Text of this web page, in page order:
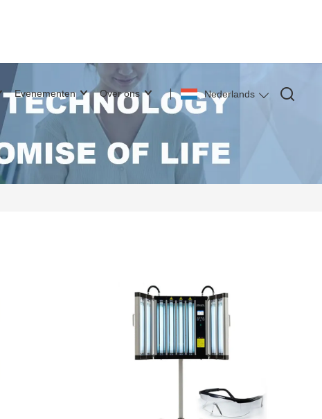
Nederlands
Evenementen Over ons